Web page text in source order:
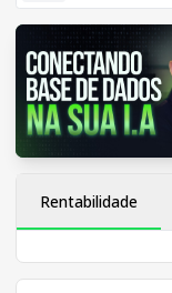
Rentabilidade